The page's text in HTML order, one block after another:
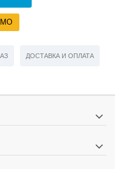
МО
ДОСТАВКА И ОПЛАТА